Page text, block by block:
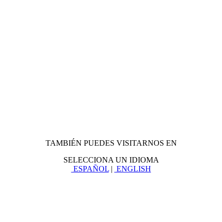
TAMBIÉN PUEDES VISITARNOS EN
SELECCIONA UN IDIOMA
ESPAÑOL| ENGLISH